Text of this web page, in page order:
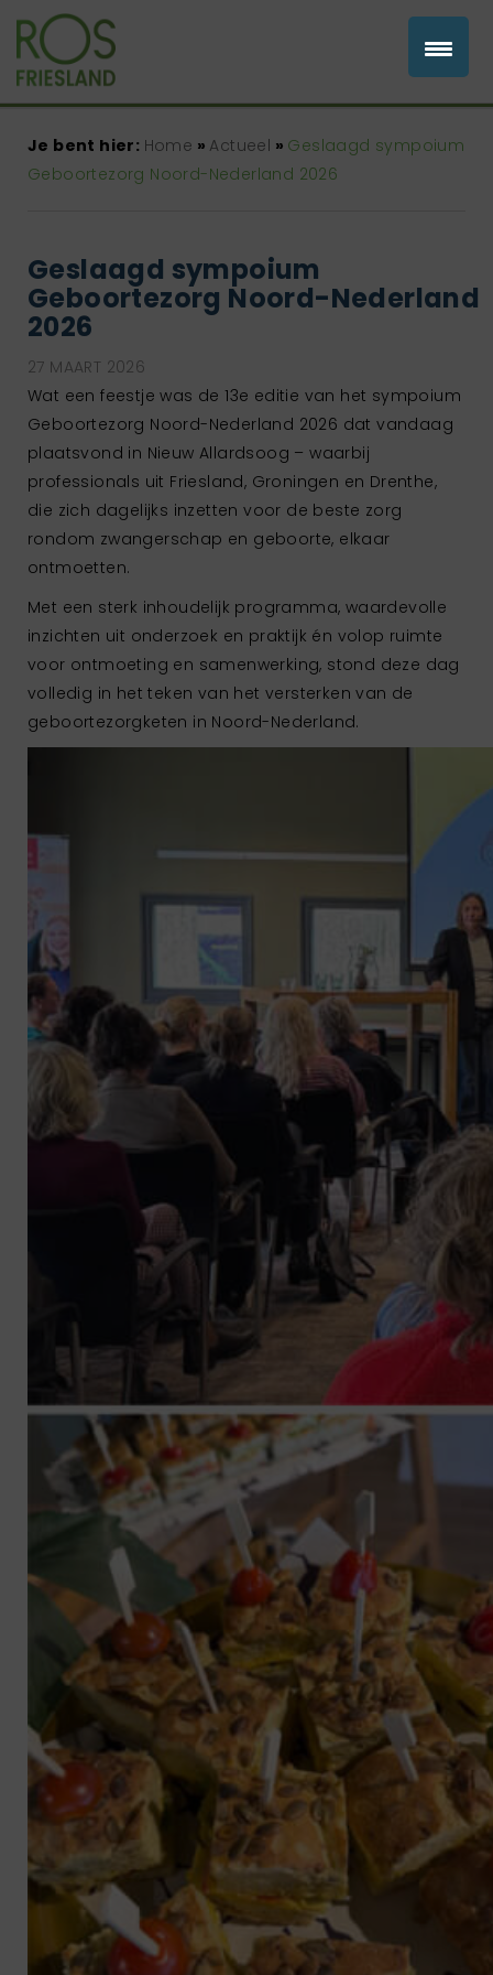
Je bent hier: Home » Actueel » Geslaagd sympoium
Geboortezorg Noord-Nederland 2026
Geslaagd sympoium
Geboortezorg Noord-Nederland
2026
27 MAART 2026
Wat een feestje was de 13e editie van het sympoium
Geboortezorg Noord-Nederland 2026 dat vandaag
plaatsvond in Nieuw Allardsoog – waarbij
professionals uit Friesland, Groningen en Drenthe,
die zich dagelijks inzetten voor de beste zorg
rondom zwangerschap en geboorte, elkaar
ontmoetten.
Met een sterk inhoudelijk programma, waardevolle
inzichten uit onderzoek en praktijk én volop ruimte
voor ontmoeting en samenwerking, stond deze dag
volledig in het teken van het versterken van de
geboortezorgketen in Noord-Nederland.